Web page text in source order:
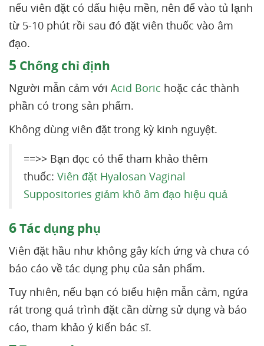
nếu viên đặt có dấu hiệu mền, nên để vào tủ lạnh
từ 5-10 phút rồi sau đó đặt viên thuốc vào âm
đạo.
5 Chống chỉ định
Người mẫn cảm với Acid Boric hoặc các thành
phần có trong sản phẩm.
Không dùng viên đặt trong kỳ kinh nguyệt.
==>> Bạn đọc có thể tham khảo thêm
thuốc: Viên đặt Hyalosan Vaginal
Suppositories giảm khô âm đạo hiệu quả
6Tác dụng phụ
Viên đặt hầu như không gây kích ứng và chưa có
báo cáo về tác dụng phụ của sản phẩm.
Tuy nhiên, nếu bạn có biểu hiện mẫn cảm, ngứa
rát trong quá trình đặt cần dừng sử dụng và báo
cáo, tham khảo ý kiến bác sĩ.